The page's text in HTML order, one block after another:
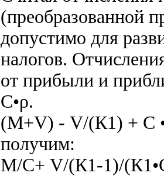
(преобразованной
допустимо для
налогов.
от прибыли и
С•ρ.
(М+V) - V/(К1) + С
получим:
М/С+ V/(К1-1)/